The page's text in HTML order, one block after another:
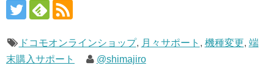
ドコモオンラインショップ, 月々サポート , 機種変更, 端
末購入サポート
@shimajiro